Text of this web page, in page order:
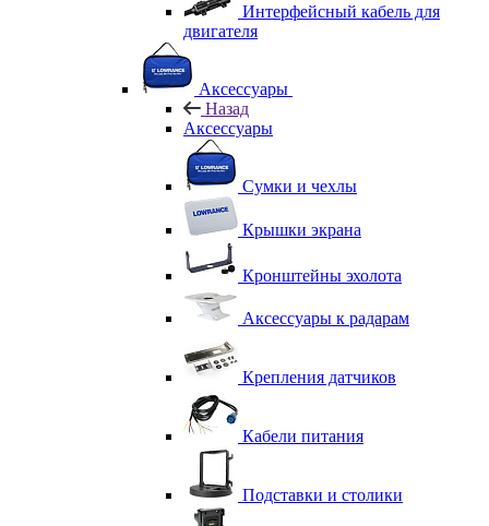
Интерфейсный кабель для
двигателя
Аксессуары
Назад
Аксессуары
Сумки и чехлы
Крышки экрана
Кронштейны эхолота
Аксессуары к радарам
Крепления датчиков
Кабели питания
Подставки и столики